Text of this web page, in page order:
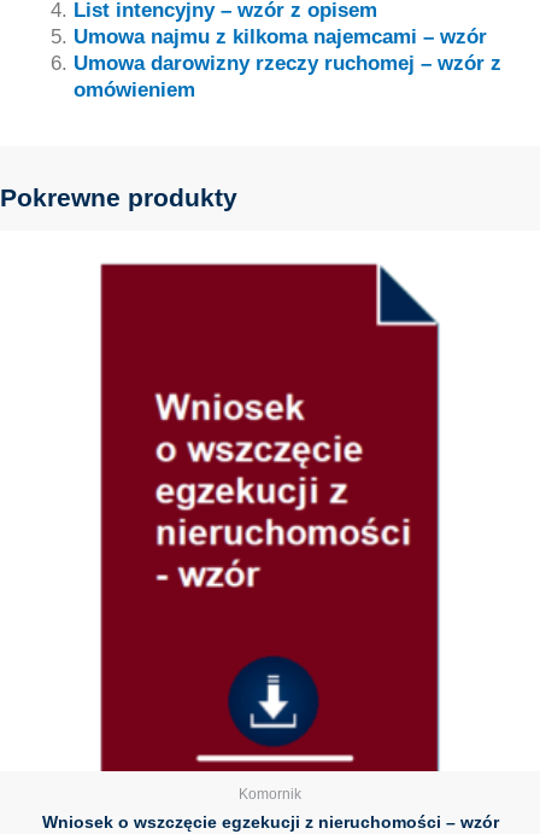
List intencyjny – wzór z opisem
Umowa najmu z kilkoma najemcami – wzór
Umowa darowizny rzeczy ruchomej – wzór z
omówieniem
Pokrewne produkty
Komornik
Wniosek o wszczęcie egzekucji z nieruchomości – wzór